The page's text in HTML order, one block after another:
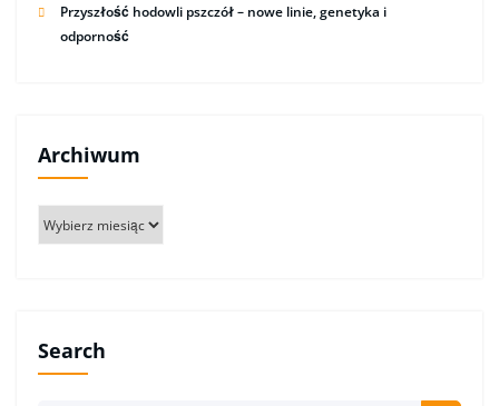
Przyszłość hodowli pszczół – nowe linie, genetyka i
odporność
Archiwum
Search